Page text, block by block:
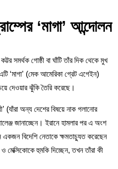
‘মাগা’ আন্দোলন
সমর্থক গোষ্ঠী বা ঘাঁটি তাঁর দিক থেকে মুখ
‘মাগা’ (মেক আমেরিকা গ্রেট এগেইন)
দেওয়ার ঝুঁকি তৈরি করেছে।
(যাঁরা অন্য দেশের বিষয়ে নাক গলানোর
জানাচ্ছেন। ইরানে হামলার পর এ অংশ
বিদেশি নেতাকে ক্ষমতাচ্যুত করেছেন
মেক্সিকোকে হুমকি দিচ্ছেন, তখন তাঁরা কী